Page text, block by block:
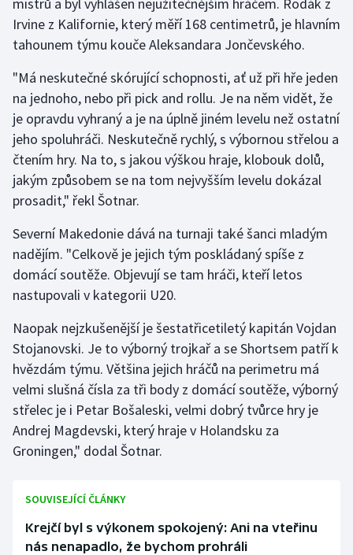
mistrů a byl vyhlášen nejužitečnějším hráčem. Rodák z
Irvine z Kalifornie, který měří 168 centimetrů, je hlavním
tahounem týmu kouče Aleksandara Jončevského.
"Má neskutečné skórující schopnosti, ať už při hře jeden
na jednoho, nebo při pick and rollu. Je na něm vidět, že
je opravdu vyhraný a je na úplně jiném levelu než ostatní
jeho spoluhráči. Neskutečně rychlý, s výbornou střelou a
čtením hry. Na to, s jakou výškou hraje, klobouk dolů,
jakým způsobem se na tom nejvyšším levelu dokázal
prosadit," řekl Šotnar.
Severní Makedonie dává na turnaji také šanci mladým
nadějím. "Celkově je jejich tým poskládaný spíše z
domácí soutěže. Objevují se tam hráči, kteří letos
nastupovali v kategorii U20.
Naopak nejzkušenější je šestatřicetiletý kapitán Vojdan
Stojanovski. Je to výborný trojkař a se Shortsem patří k
hvězdám týmu. Většina jejich hráčů na perimetru má
velmi slušná čísla za tři body z domácí soutěže, výborný
střelec je i Petar Bošaleski, velmi dobrý tvůrce hry je
Andrej Magdevski, který hraje v Holandsku za
Groningen," dodal Šotnar.
SOUVISEJÍCÍ ČLÁNKY
Krejčí byl s výkonem spokojený: Ani na vteřinu
nás nenapadlo, že bychom prohráli